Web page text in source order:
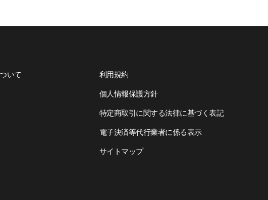
いて
利用規約
個人情報保護方針
特定商取引に関する法律に基づく表記
電子決済等代行業者に係る表示
サイトマップ